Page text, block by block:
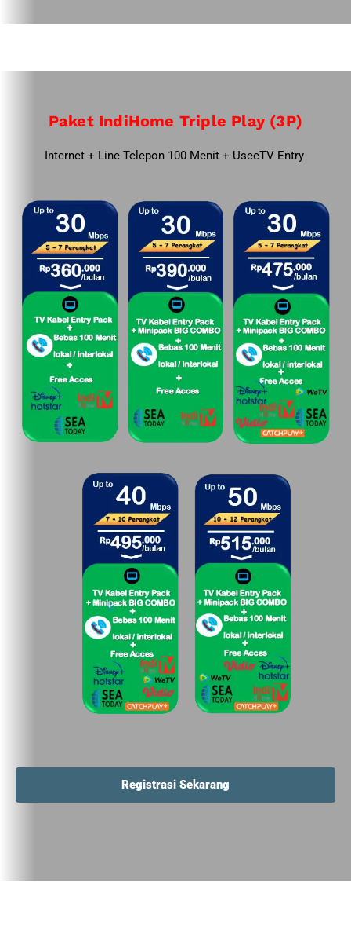
Paket IndiHome Triple Play (3P)
Internet + Line Telepon 100 Menit + UseeTV Entry
Registrasi Sekarang